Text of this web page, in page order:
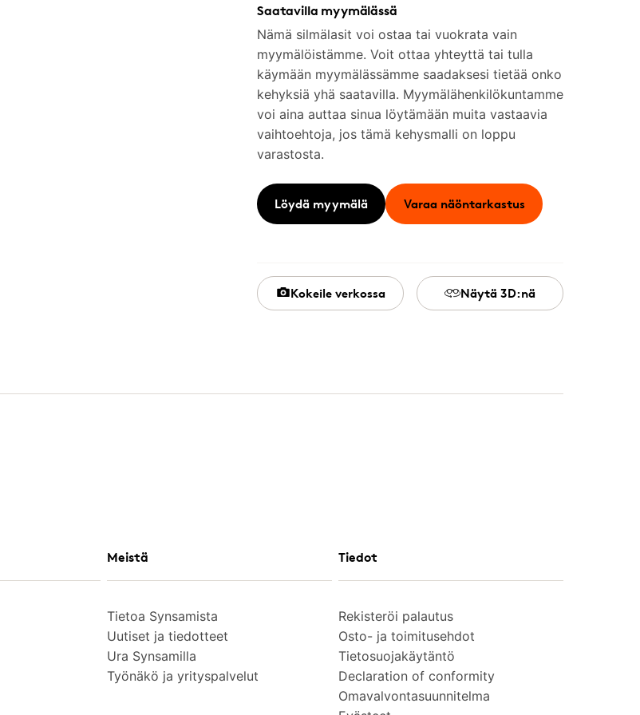
Saatavilla myymälässä
Nämä silmälasit voi ostaa tai vuokrata vain
myymälöistämme. Voit ottaa yhteyttä tai tulla
käymään myymälässämme saadaksesi tietää onko
kehyksiä yhä saatavilla. Myymälähenkilökuntamme
voi aina auttaa sinua löytämään muita vastaavia
vaihtoehtoja, jos tämä kehysmalli on loppu
varastosta.
Löydä myymälä Varaa näöntarkastus
Kokeile verkossa Näytä 3D:nä
Meistä
Tietoa Synsamista
Uutiset ja tiedotteet
Ura Synsamilla
Työnäkö ja yrityspalvelut
Tiedot
Rekisteröi palautus
Osto- ja toimitusehdot
Tietosuojakäytäntö
Declaration of conformity
Omavalvontasuunnitelma